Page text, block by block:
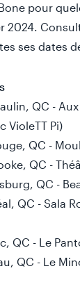
pour
2024.
ses dates
QC -
VioleTT Pi)
QC -
QC -
QC -
QC - Sala
QC - Le
QC - Le